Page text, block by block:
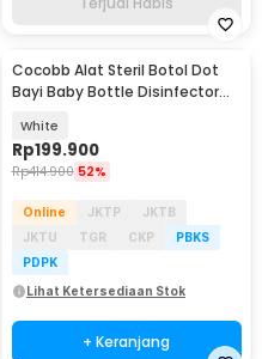
Cocobb Alat Steril Botol Dot
Bayi Baby Bottle Disinfector
White
Rp199.900
Rp414.900 52%
Online JKTP
JKTB
JKTU
TGR CKP
PBKS
PDPK
Lihat Ketersediaan Stok
+ Keranjang